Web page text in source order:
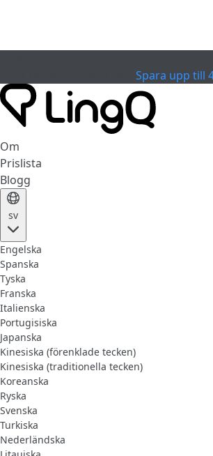
Spara upp till
Om
Prislista
Blogg
sv
Engelska
Spanska
Tyska
Franska
Italienska
Portugisiska
Japanska
Kinesiska (förenklade tecken)
Kinesiska (traditionella tecken)
Koreanska
Ryska
Svenska
Turkiska
Nederländska